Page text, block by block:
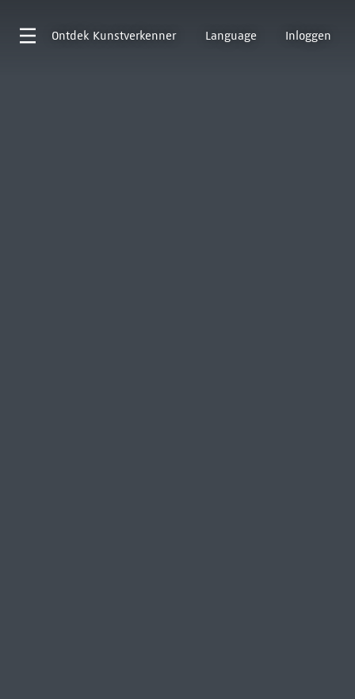
Ontdek Kunstverkenner Language Inloggen